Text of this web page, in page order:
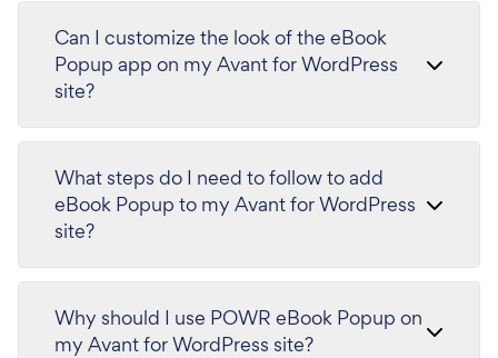
Can I customize the look of the eBook
Popup app on my Avant for WordPress
site?
What steps do I need to follow to add
eBook Popup to my Avant for WordPress
site?
Why should I use POWR eBook Popup on
my Avant for WordPress site?